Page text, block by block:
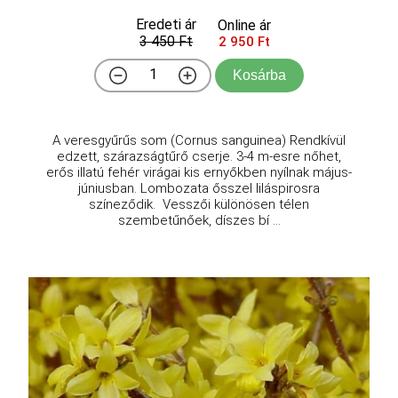
Eredeti ár
3 450 Ft
Online ár
2 950 Ft
Kosárba
A veresgyűrűs som (Cornus sanguinea) Rendkívül
edzett, szárazságtűrő cserje. 3-4 m-esre nőhet,
erős illatú fehér virágai kis ernyőkben nyílnak május-
júniusban. Lombozata ősszel liláspirosra
színeződik. Vesszői különösen télen
szembetűnőek, díszes bí ...